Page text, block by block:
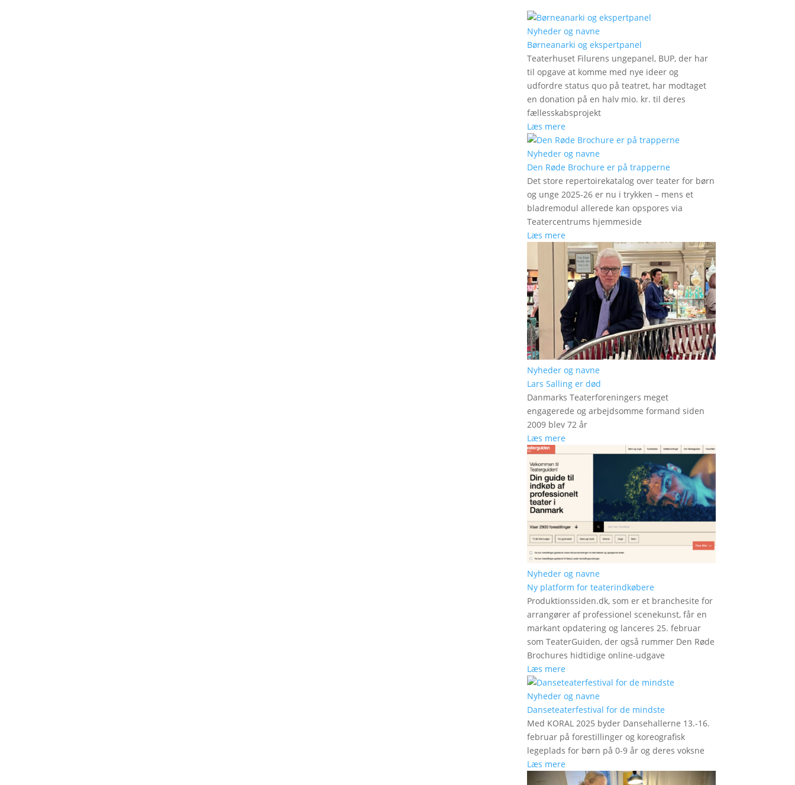
Nyheder og navne
Børneanarki og ekspertpanel
Teaterhuset Filurens ungepanel, BUP, der har
til opgave at komme med nye ideer og
udfordre status quo på teatret, har modtaget
en donation på en halv mio. kr. til deres
fællesskabsprojekt
Læs mere
Nyheder og navne
Den Røde Brochure er på trapperne
Det store repertoirekatalog over teater for børn
og unge 2025-26 er nu i trykken – mens et
bladremodul allerede kan opspores via
Teatercentrums hjemmeside
Læs mere
Nyheder og navne
Lars Salling er død
Danmarks Teaterforeningers meget
engagerede og arbejdsomme formand siden
2009 blev 72 år
Læs mere
Nyheder og navne
Ny platform for teaterindkøbere
Produktionssiden.dk, som er et branchesite for
arrangører af professionel scenekunst, får en
markant opdatering og lanceres 25. februar
som TeaterGuiden, der også rummer Den Røde
Brochures hidtidige online-udgave
Læs mere
Nyheder og navne
Danseteaterfestival for de mindste
Med KORAL 2025 byder Dansehallerne 13.-16.
februar på forestillinger og koreografisk
legeplads for børn på 0-9 år og deres voksne
Læs mere